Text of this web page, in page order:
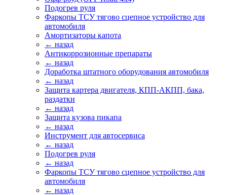
Подогрев руля
Фаркопы ТСУ тягово сцепное устройство для
автомобиля
Амортизаторы капота
← назад
Антикоррозионные препараты
← назад
Доработка штатного оборудования автомобиля
← назад
Защита картера двигателя, КПП-АКПП, бака,
раздатки
← назад
Защита кузова пикапа
← назад
Инструмент для автосервиса
← назад
Подогрев руля
← назад
Фаркопы ТСУ тягово сцепное устройство для
автомобиля
← назад